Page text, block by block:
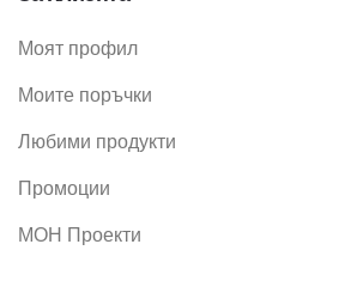
Моят профил
Моите поръчки
Любими продукти
Промоции
МОН Проекти